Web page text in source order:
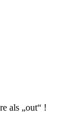
als „out“ !